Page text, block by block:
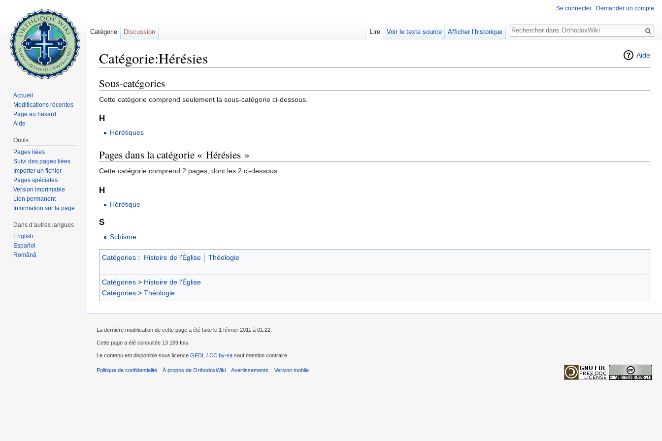
Aide
Catégorie:Hérésies
Sous-catégories
Cette catégorie comprend seulement la sous-catégorie ci-dessous.
H
Hérétiques
Pages dans la catégorie « Hérésies »
Cette catégorie comprend 2 pages, dont les 2 ci-dessous.
H
Hérétique
S
Schisme
Catégories : Histoire de l'Église Théologie
Catégories > Histoire de l'Église
Catégories > Théologie
Se connecter Demander un compte
Catégorie Discussion Lire Voir le texte source Afficher l’historique
Rechercher
Accueil
Modifications récentes
Page au hasard
Aide
Outils
Pages liées
Suivi des pages liées
Importer un fichier
Pages spéciales
Version imprimable
Lien permanent
Information sur la page
Dans d’autres langues
English
Español
Română
La dernière modification de cette page a été faite le 1 février 2011 à 01:22.
Cette page a été consultée 13 169 fois.
Le contenu est disponible sous licence GFDL / CC by-sa sauf mention contraire.
Politique de confidentialité À propos de OrthodoxWiki Avertissements Version mobile